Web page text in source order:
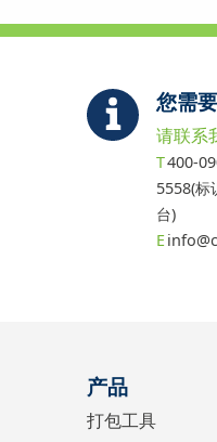
您需
请联系
400-
5558(标
台)
产品
打包工具